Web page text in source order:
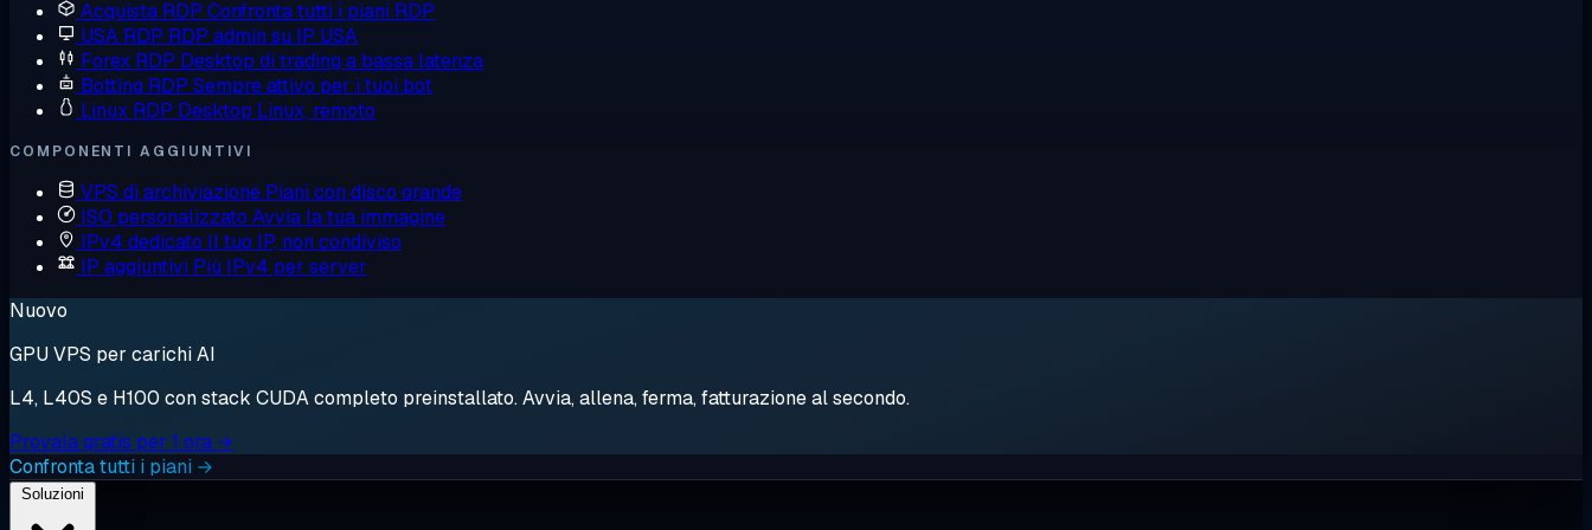
Acquista RDP Confronta tutti i piani RDP
USA RDP RDP admin su IP USA
Forex RDP Desktop di trading a bassa latenza
Botting RDP Sempre attivo per i tuoi bot
Linux RDP Desktop Linux, remoto
COMPONENTI AGGIUNTIVI
VPS di archiviazione Piani con disco grande
ISO personalizzato Avvia la tua immagine
IPv4 dedicato Il tuo IP, non condiviso
IP aggiuntivi Più IPv4 per server
Nuovo
GPU VPS per carichi AI
L4, L40S e H100 con stack CUDA completo preinstallato. Avvia, allena, ferma, fatturazione al secondo.
Provala gratis per 1 ora →
Confronta tutti i piani →